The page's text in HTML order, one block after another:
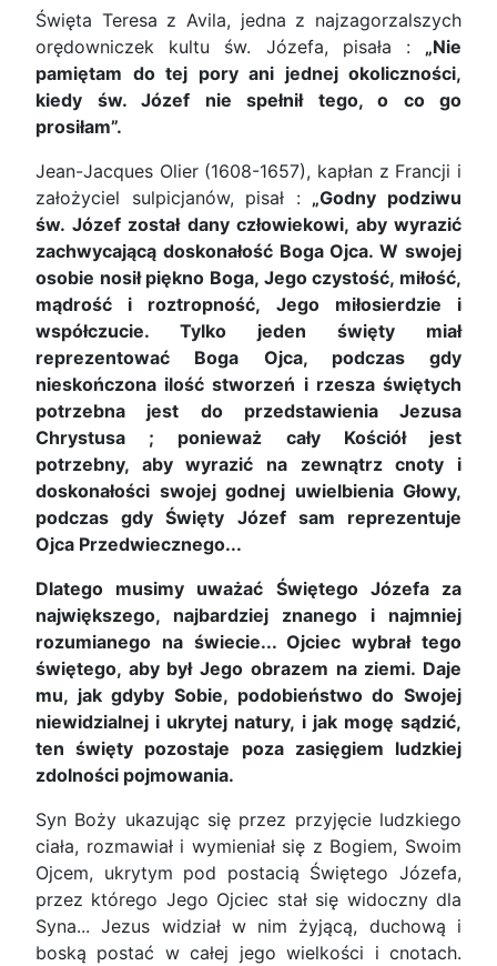
Święta Teresa z Avila, jedna z najzagorzalszych
orędowniczek kultu św. Józefa, pisała : „Nie
pamiętam do tej pory ani jednej okoliczności,
kiedy św. Józef nie spełnił tego, o co go
prosiłam”.
Jean-Jacques Olier (1608-1657), kapłan z Francji i
założyciel sulpicjanów, pisał : „Godny podziwu
św. Józef został dany człowiekowi, aby wyrazić
zachwycającą doskonałość Boga Ojca. W swojej
osobie nosił piękno Boga, Jego czystość, miłość,
mądrość i roztropność, Jego miłosierdzie i
współczucie. Tylko jeden święty miał
reprezentować Boga Ojca, podczas gdy
nieskończona ilość stworzeń i rzesza świętych
potrzebna jest do przedstawienia Jezusa
Chrystusa ; ponieważ cały Kościół jest
potrzebny, aby wyrazić na zewnątrz cnoty i
doskonałości swojej godnej uwielbienia Głowy,
podczas gdy Święty Józef sam reprezentuje
Ojca Przedwiecznego...
Dlatego musimy uważać Świętego Józefa za
największego, najbardziej znanego i najmniej
rozumianego na świecie... Ojciec wybrał tego
świętego, aby był Jego obrazem na ziemi. Daje
mu, jak gdyby Sobie, podobieństwo do Swojej
niewidzialnej i ukrytej natury, i jak mogę sądzić,
ten święty pozostaje poza zasięgiem ludzkiej
zdolności pojmowania.
Syn Boży ukazując się przez przyjęcie ludzkiego
ciała, rozmawiał i wymieniał się z Bogiem, Swoim
Ojcem, ukrytym pod postacią Świętego Józefa,
przez którego Jego Ojciec stał się widoczny dla
Syna... Jezus widział w nim żyjącą, duchową i
boską postać w całej jego wielkości i cnotach.